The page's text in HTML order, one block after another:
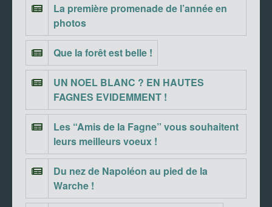
La première promenade de l’année en
photos
Que la forêt est belle !
UN NOEL BLANC ? EN HAUTES
FAGNES EVIDEMMENT !
Les “Amis de la Fagne” vous souhaitent
leurs meilleurs voeux !
Du nez de Napoléon au pied de la
Warche !